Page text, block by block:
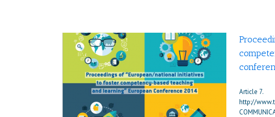
Article 7.
http://